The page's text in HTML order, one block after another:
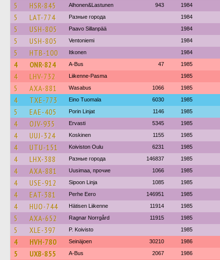
5 HSR-845 Alhonen&Lastunen 943 1984
5 LAT-774 Разные города 1984
5 USH-805 Paavo Sillanpää 1984
5 USH-805 Ventoniemi 1984
5 HTB-100 Itkonen 1984
4 ONR-824 A-Bus 47 1985
4 LHV-732 Liikenne-Pasma 1985
5 AXA-881 Wasabus 1066 1985
4 TXE-773 Eino Tuomala 6030 1985
5 EAE-405 Porin Linjat 1146 1985
4 OJV-935 Ervasti 5345 1985
4 UUJ-324 Koskinen 1155 1985
4 UTU-151 Koiviston Oulu 6231 1985
4 LHX-388 Разные города 146837 1985
4 AXA-881 Uusimaa, прочие 1066 1985
4 USE-912 Sipoon Linja 1085 1985
4 EAT-381 Perhe Eero 146951 1985
4 HUO-744 Hätisen Liikenne 11914 1985
5 AXA-652 Ragnar Norrgård 11915 1985
5 XLE-397 P. Koivisto 1985
4 HVH-780 Seinäjoen 30210 1986
5 UXB-855 A-Bus 2067 1986